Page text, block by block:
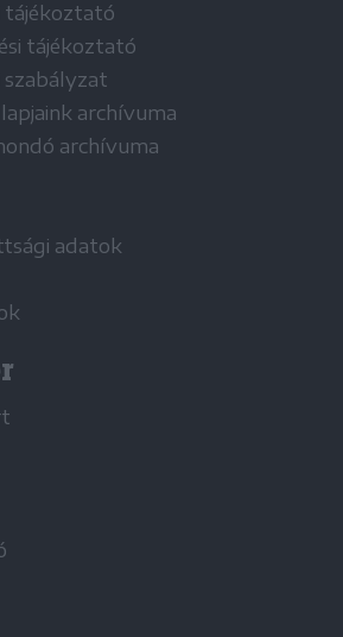
tájékoztató
tájékoztató
szabályzat
archívuma
archívuma
adatok